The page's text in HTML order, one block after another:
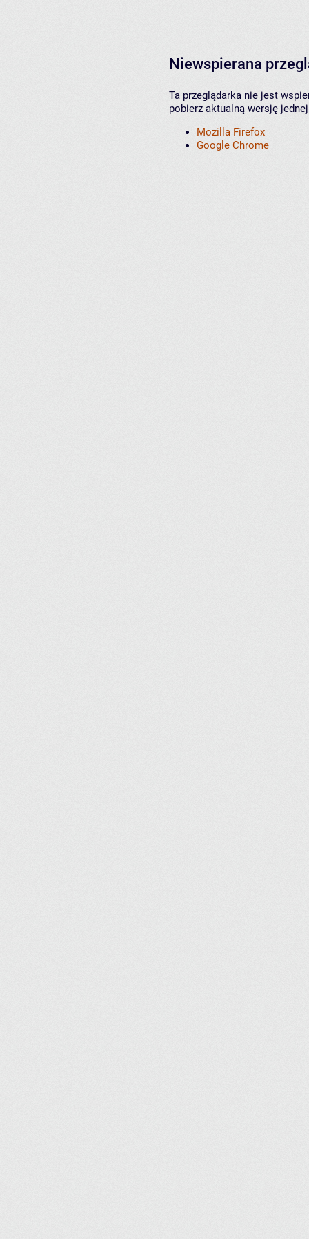
Niewspierana
Ta przeglądarka nie jest
pobierz aktualną wersję
Mozilla Firefox
Google Chrome